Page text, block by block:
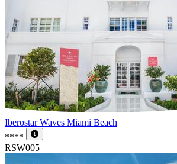
Iberostar Waves Miami Beach
****
RSW005